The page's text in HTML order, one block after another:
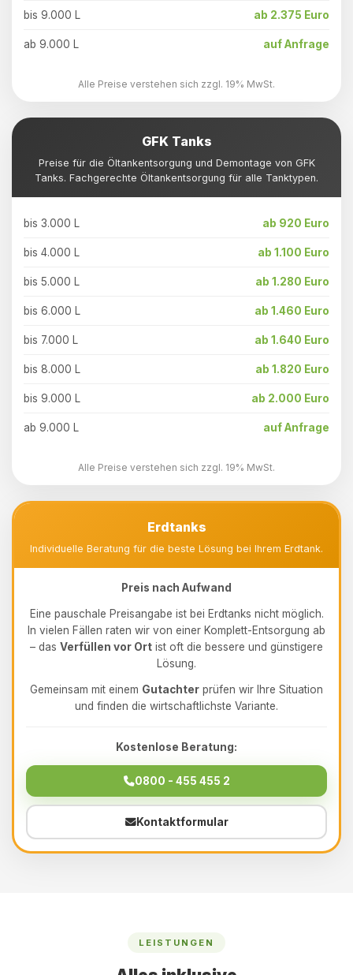
bis 9.000 L ab 2.375 Euro
ab 9.000 L auf Anfrage
Alle Preise verstehen sich zzgl. 19% MwSt.
GFK Tanks
Preise für die Öltankentsorgung und Demontage von GFK
Tanks. Fachgerechte Öltankentsorgung für alle Tanktypen.
bis 3.000 L ab 920 Euro
bis 4.000 L ab 1.100 Euro
bis 5.000 L ab 1.280 Euro
bis 6.000 L ab 1.460 Euro
bis 7.000 L ab 1.640 Euro
bis 8.000 L ab 1.820 Euro
bis 9.000 L ab 2.000 Euro
ab 9.000 L auf Anfrage
Alle Preise verstehen sich zzgl. 19% MwSt.
Erdtanks
Individuelle Beratung für die beste Lösung bei Ihrem Erdtank.
Preis nach Aufwand
Eine pauschale Preisangabe ist bei Erdtanks nicht möglich.
In vielen Fällen raten wir von einer Komplett-Entsorgung ab
– das Verfüllen vor Ort ist oft die bessere und günstigere
Lösung.
Gemeinsam mit einem Gutachter prüfen wir Ihre Situation
und finden die wirtschaftlichste Variante.
Kostenlose Beratung:
0800 - 455 455 2
Kontaktformular
LEISTUNGEN